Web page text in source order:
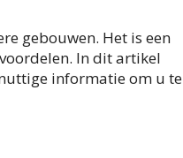
gebouwen. Het is een
In dit artikel
informatie om u te